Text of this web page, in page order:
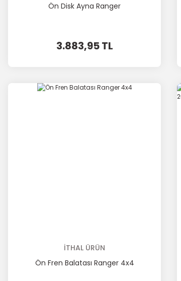
Ön Disk Ayna Ranger
3.883,95 TL
İTHAL ÜRÜN
Ön Fren Balatası Ranger 4x4